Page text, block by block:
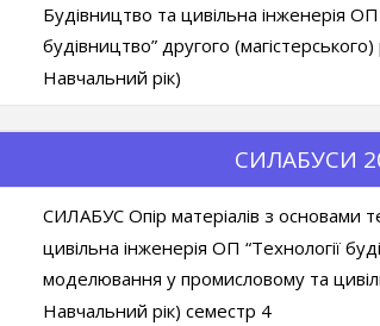
Будівництво та цивільна інженерія
будівництво” другого
Навчальний рік)
СИЛАБУСИ
СИЛАБУС Опір матеріалів з основами
цивільна інженерія ОП “Технології
моделювання у промисловому та
Навчальний рік) семестр 4